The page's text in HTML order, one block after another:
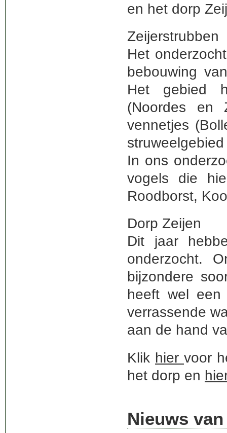
en het dorp
Zeijerstrubben
Het
bebouwing
Het gebied
(Noordes en
vennetjes
In ons
vogels die
Roodborst,
Dorp Zeijen
Dit jaar
onderzocht.
bijzondere
heeft wel een
verrassende
aan de hand
Klik hier voor
het dorp en
Nieuws